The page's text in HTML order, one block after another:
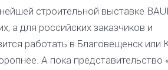
строительной выставке
а для российских заказчиков и
работать в Благовещенск или
А пока